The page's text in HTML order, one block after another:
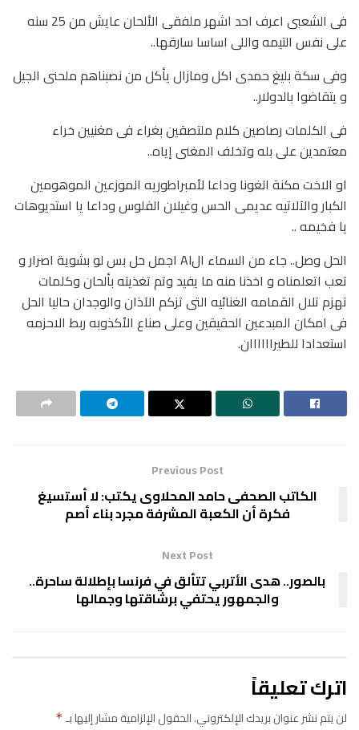
فى الشعبى اعرف احد اشهر ملفقى الألحان عايش من 25 سنه
على نفس التيمه واللى اساسا سارقها..
وفى سكة بليغ حمدى اكل ومازال يأكل من نصبناهم ملحنى الجيل
و يتقاضوا بالدولار..
فى الكلمات رصاصين كلام ملتصقين بغراء فى مغنيين خراء
معتمدين على بله وتخلف المغنى إياه..
او الاخت مكنة الغونا وداعا لأمبراطوريه الموزعين الموهومين
الكبار والآلاتيه عديمى الحس وغيلان الفلوس وداعا يا استديوهات
يا فخيمه ..
الحل وصل.. جاء من السماء الAI اجمل حل بس لو بشوية اصرار و
تعب اتعلمناه و اخذنا منه ما يفيد وتم تغذيته بألحان وكلمات
تهزم تلال القمامه الغنائيه التى تزكم الآذان والوجدان حاليا الحل
فى امكان المبدعين الحقيقين وعلى صناع الأكذوبه ربط الاحزمه
استعدادا للطيراااااان.
Previous Post
الكاتب الصحفى حامد المحلاوى يكتب: لا أستسيغ
فكرة أن الكعبة المشرفة مجرد بناء أصم
Next Post
بالصور.. هدى الأتربي تتألق في فرنسا بإطلالة ساحرة..
والجمهور يحتفي برشاقتها وجمالها
اترك تعليقاً
لن يتم نشر عنوان بريدك الإلكتروني.الحقول الإلزامية مشار إليها بـ*